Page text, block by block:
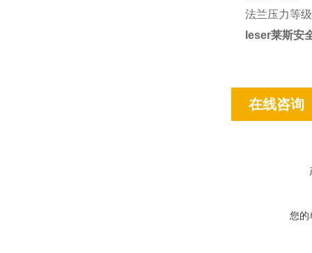
法兰压力等
leser莱斯安
在线咨询
您的